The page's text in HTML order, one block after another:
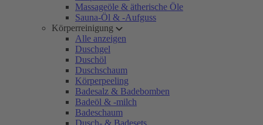
Massageöle & ätherische Öle
Sauna-Öl & -Aufguss
Körperreinigung
Alle anzeigen
Duschgel
Duschöl
Duschschaum
Körperpeeling
Badesalz & Badebomben
Badeöl & -milch
Badeschaum
Dusch- & Badesets